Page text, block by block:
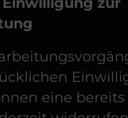
eine